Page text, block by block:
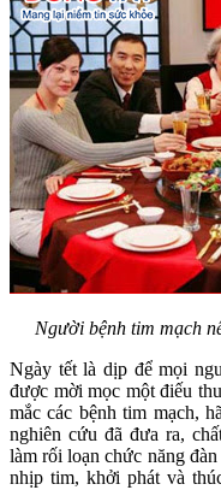
Người bệnh tim mạch
Ngày tết là dịp để mọi
được mời mọc một điếu
mắc các bệnh tim mạch,
nghiên cứu đã đưa ra,
làm rối loạn chức năng
nhịp tim, khởi phát và